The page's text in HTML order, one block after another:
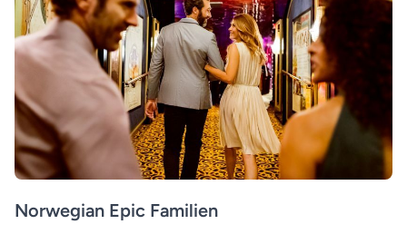
Norwegian Epic Familien